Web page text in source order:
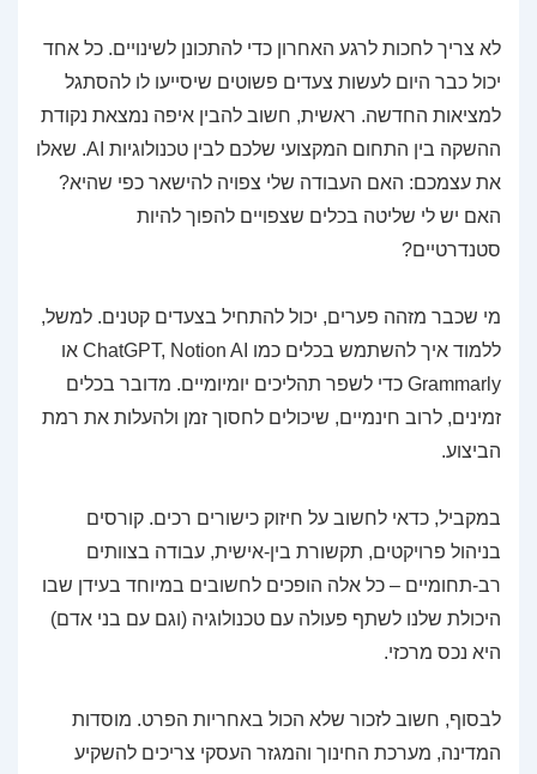
לא צריך לחכות לרגע האחרון כדי להתכונן לשינויים. כל אחד
יכול כבר היום לעשות צעדים פשוטים שיסייעו לו להסתגל
למציאות החדשה. ראשית, חשוב להבין איפה נמצאת נקודת
ההשקה בין התחום המקצועי שלכם לבין טכנולוגיות AI. שאלו
את עצמכם: האם העבודה שלי צפויה להישאר כפי שהיא?
האם יש לי שליטה בכלים שצפויים להפוך להיות
סטנדרטיים?
מי שכבר מזהה פערים, יכול להתחיל בצעדים קטנים. למשל,
ללמוד איך להשתמש בכלים כמו ChatGPT, Notion AI או
Grammarly כדי לשפר תהליכים יומיומיים. מדובר בכלים
זמינים, לרוב חינמיים, שיכולים לחסוך זמן ולהעלות את רמת
הביצוע.
במקביל, כדאי לחשוב על חיזוק כישורים רכים. קורסים
בניהול פרויקטים, תקשורת בין-אישית, עבודה בצוותים
רב-תחומיים – כל אלה הופכים לחשובים במיוחד בעידן שבו
היכולת שלנו לשתף פעולה עם טכנולוגיה (וגם עם בני אדם)
היא נכס מרכזי.
לבסוף, חשוב לזכור שלא הכול באחריות הפרט. מוסדות
המדינה, מערכת החינוך והמגזר העסקי צריכים להשקיע